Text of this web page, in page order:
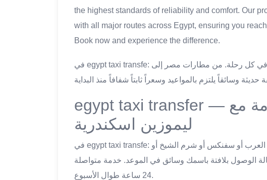
the highest standards of reliability and comfort. Our
with all major routes across Egypt, ensuring you
Book now and experience the difference.
في egypt taxi transfe: ليموزين اسكندرية يجمع الجودة والموثوقية في كل رحلة. من مطارات مصر إلى
egypt taxi transfer — المطارات المُخدَمة مع
ليموزين اسكندرية
في egypt taxi transfe: سواء هبطت في مطار القاهرة أو برج العرب أو سفنكس أو شرم الشيخ أو
الوصول بلافتة باسمك وسائق في الموعد. خدمة متواصلة
24 ساعة طوال الأسبوع.